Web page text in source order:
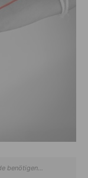
benötigen...